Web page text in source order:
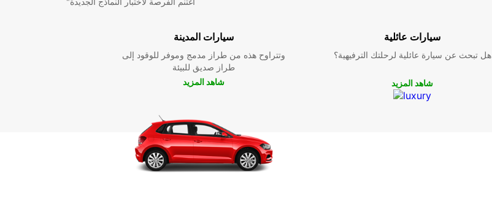
سيارات المدينة
وتتراوح هذه من طراز مدمج وموفر للوقود إلى
طراز صديق للبيئة
شاهد المزيد
سيارات عائلية
هل تبحث عن سيارة عائلية لرحلتك الترفيهية؟
شاهد المزيد